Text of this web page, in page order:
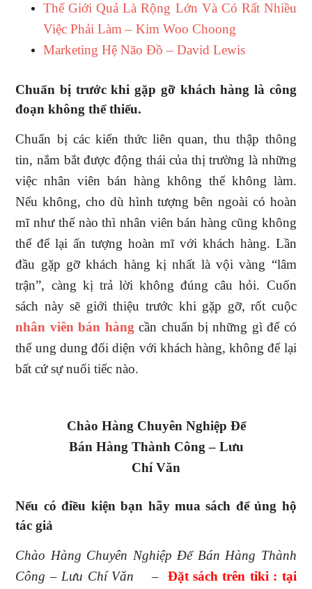
Thế Giới Quả Là Rộng Lớn Và Có Rất Nhiều
Việc Phải Làm – Kim Woo Choong
Marketing Hệ Não Đồ – David Lewis
Chuẩn bị trước khi gặp gỡ khách hàng là công
đoạn không thể thiếu.
Chuẩn bị các kiến thức liên quan, thu thập thông
tin, nắm bắt được động thái của thị trường là những
việc nhân viên bán hàng không thể không làm.
Nếu không, cho dù hình tượng bên ngoài có hoàn
mĩ như thế nào thì nhân viên bán hàng cũng không
thể để lại ấn tượng hoàn mĩ với khách hàng. Lần
đầu gặp gỡ khách hàng kị nhất là vội vàng “lâm
trận”, càng kị trả lời không đúng câu hỏi. Cuốn
sách này sẽ giới thiệu trước khi gặp gỡ, rốt cuộc
nhân viên bán hàng cần chuẩn bị những gì để có
thể ung dung đối diện với khách hàng, không để lại
bất cứ sự nuối tiếc nào.
Chào Hàng Chuyên Nghiệp Để
Bán Hàng Thành Công – Lưu
Chí Văn
Nếu có điều kiện bạn hãy mua sách để ủng hộ
tác giả
Chào Hàng Chuyên Nghiệp Để Bán Hàng Thành
Công – Lưu Chí Văn
– Đặt sách trên tiki : tại